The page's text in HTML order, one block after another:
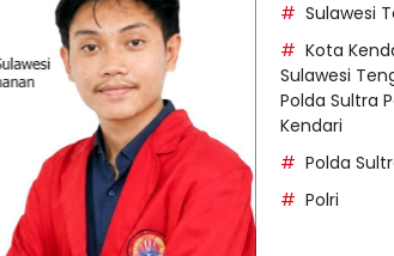
Sulawesi
Kota
Sulawesi
Polda Sultra
Kendari
Polda
Polri